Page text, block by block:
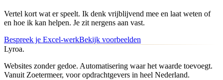
Vertel kort wat er speelt. Ik denk vrijblijvend mee en laat weten of
en hoe ik kan helpen. Je zit nergens aan vast.
Bespreek je Excel-werkBekijk voorbeelden
Lyroa.
Websites zonder gedoe. Automatisering waar het waarde toevoegt.
Vanuit Zoetermeer, voor opdrachtgevers in heel Nederland.